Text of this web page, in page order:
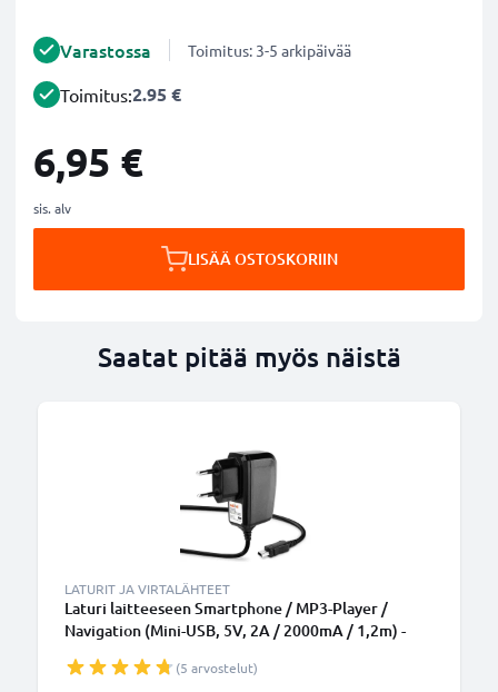
Varastossa Toimitus: 3-5 arkipäivää
Toimitus:2.95 €
6,95 €
sis. alv
LISÄÄ OSTOSKORIIN
Saatat pitää myös näistä
LATURIT JA VIRTALÄHTEET
Laturi laitteeseen Smartphone / MP3-Player /
Navigation (Mini-USB, 5V, 2A / 2000mA / 1,2m) -
(5 arvostelut)